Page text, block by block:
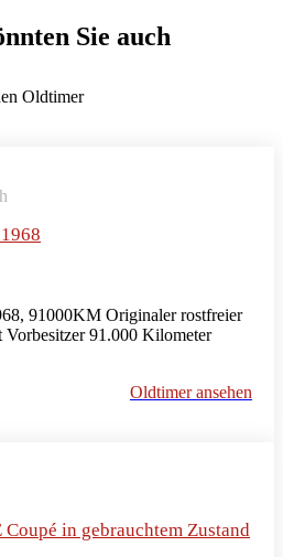
Sie auch
Oldtimer
91000KM Originaler rostfreier
Vorbesitzer 91.000 Kilometer
Oldtimer ansehen
in gebrauchtem Zustand